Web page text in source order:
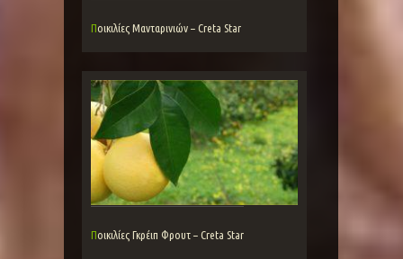
Ποικιλίες Μανταρινιών – Creta Star
Ποικιλίες Γκρέιπ Φρουτ – Creta Star